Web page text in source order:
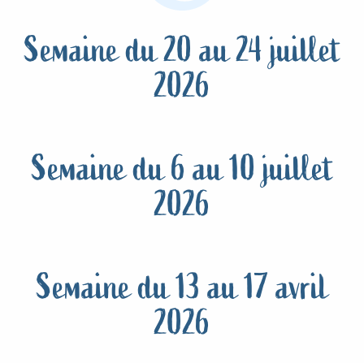
Semaine du 20 au 24 juillet
2026
Semaine du 6 au 10 juillet
2026
Semaine du 13 au 17 avril
2026